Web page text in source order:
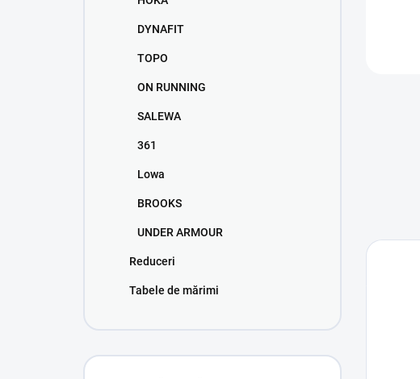
DYNAFIT
TOPO
ON RUNNING
SALEWA
361
Lowa
BROOKS
UNDER ARMOUR
Reduceri
Tabele de mărimi